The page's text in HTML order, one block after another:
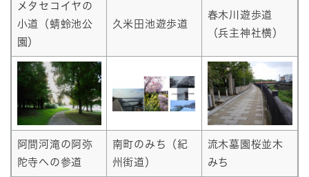
メタセコイヤの
小道（蜻蛉池公
園）
久米田池遊歩道
春木川遊歩道
（兵主神社横）
阿間河滝の阿弥
陀寺への参道
南町のみち（紀
州街道）
流木墓園桜並木
みち